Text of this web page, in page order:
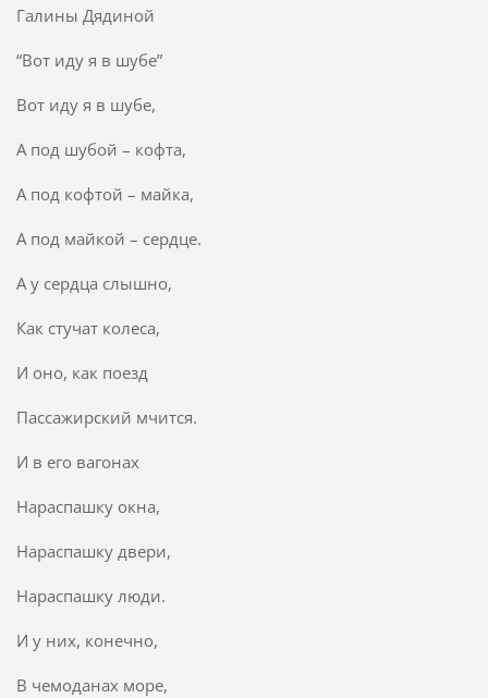
Галины Дядиной
“Вот иду я в шубе”
Вот иду я в шубе,
А под шубой – кофта,
А под кофтой – майка,
А под майкой – сердце.
А у сердца слышно,
Как стучат колеса,
И оно, как поезд
Пассажирский мчится.
И в его вагонах
Нараспашку окна,
Нараспашку двери,
Нараспашку люди.
И у них, конечно,
В чемоданах море,